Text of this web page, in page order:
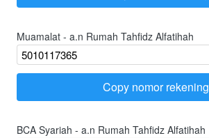
Muamalat - a.n Rumah Tahfidz Alfatihah
`
Copy nomor rekening
BCA Syariah - a.n Rumah Tahfidz Alfatihah